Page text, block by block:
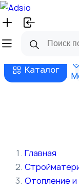
Русский
Бизнес тарифы
Каталог
Главная
Отопление и